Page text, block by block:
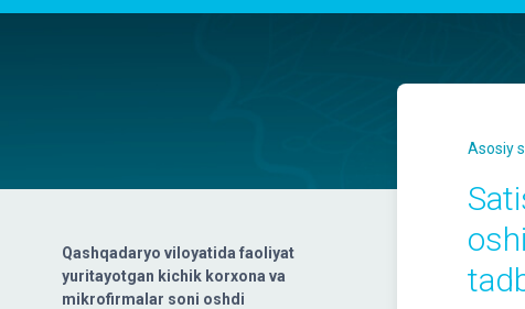
Qashqadaryo viloyatida faoliyat
yuritayotgan kichik korxona va
mikrofirmalar soni oshdi
Asosiy